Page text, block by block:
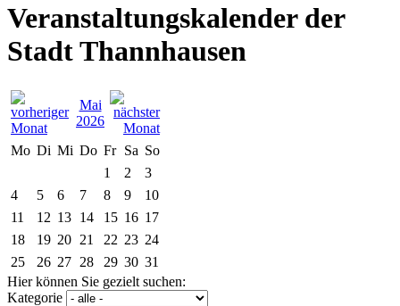
Veranstaltungskalender der
Stadt Thannhausen
Mai
2026
Mo Di Mi Do Fr Sa So
1
2
3
4
5 6 7 8 9
10
11
12 13 14 15 16 17
18
19 20 21 22 23 24
25
26 27 28 29 30 31
Hier können Sie gezielt suchen:
Kategorie